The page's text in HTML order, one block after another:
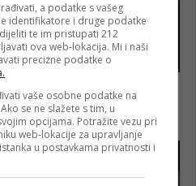
a podatke s vašeg
identifikatore i druge podatke
te im pristupati 212
ova web-lokacija. Mi i naši
precizne podatke o
vaše osobne podatke na
se ne slažete s tim, u
opcijama. Potražite vezu pri
web-lokacije za upravljanje
u postavkama privatnosti i